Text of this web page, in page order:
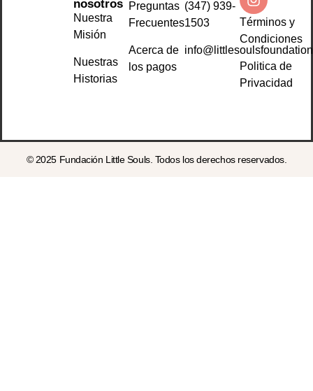
nosotros
Nuestra
Misión
Nuestras
Historias
Preguntas
Frecuentes
Acerca de
los pagos
(347) 939-
1503
Términos y
Condiciones
Politica de
Privacidad
© 2025 Fundación Little Souls. Todos los derechos reservados.